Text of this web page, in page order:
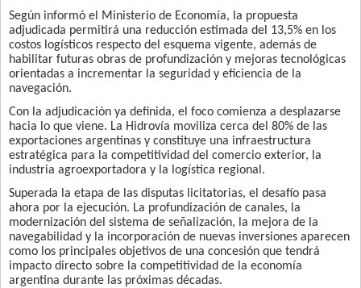
Según informó el Ministerio de Economía, la propuesta
adjudicada permitirá una reducción estimada del 13,5% en los
costos logísticos respecto del esquema vigente, además de
habilitar futuras obras de profundización y mejoras tecnológicas
orientadas a incrementar la seguridad y eficiencia de la
navegación.
Con la adjudicación ya definida, el foco comienza a desplazarse
hacia lo que viene. La Hidrovía moviliza cerca del 80% de las
exportaciones argentinas y constituye una infraestructura
estratégica para la competitividad del comercio exterior, la
industria agroexportadora y la logística regional.
Superada la etapa de las disputas licitatorias, el desafío pasa
ahora por la ejecución. La profundización de canales, la
modernización del sistema de señalización, la mejora de la
navegabilidad y la incorporación de nuevas inversiones aparecen
como los principales objetivos de una concesión que tendrá
impacto directo sobre la competitividad de la economía
argentina durante las próximas décadas.